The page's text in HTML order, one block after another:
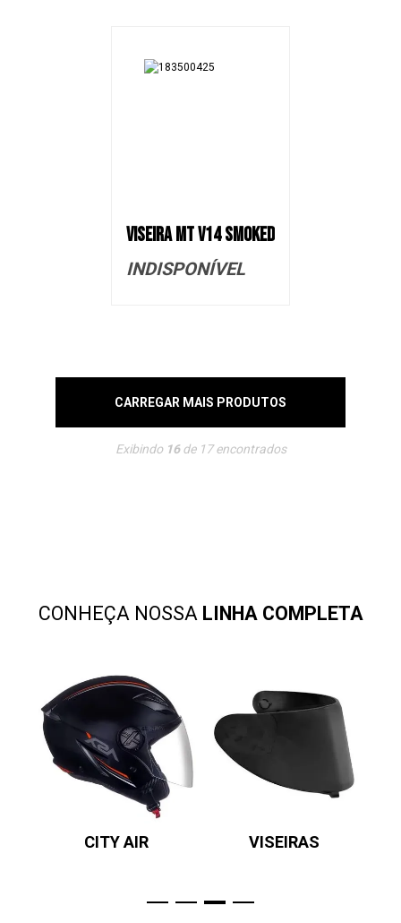
VISEIRA MT V14 SMOKED
INDISPONÍVEL
CARREGAR MAIS PRODUTOS
Exibindo 16de 17encontrados
CONHEÇA NOSSA LINHA COMPLETA
CITY AIR VISEIRAS